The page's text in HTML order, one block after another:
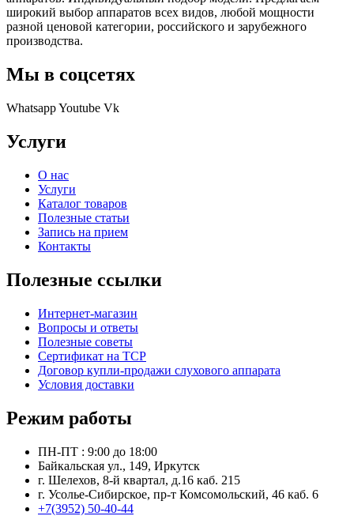
широкий выбор аппаратов всех видов, любой мощности
разной ценовой категории, российского и зарубежного
производства.
Мы в соцсетях
WhatsappYoutube Vk
Услуги
О нас
Услуги
Каталог товаров
Полезные статьи
Запись на прием
Контакты
Полезные ссылки
Интернет-магазин
Вопросы и ответы
Полезные советы
Сертификат на ТСР
Договор купли-продажи слухового аппарата
Условия доставки
Режим работы
ПН-ПТ : 9:00 до 18:00
Байкальская ул., 149, Иркутск
г. Шелехов, 8-й квартал, д.16 каб. 215
г. Усолье-Сибирское, пр-т Комсомольский, 46 каб. 6
+7(3952) 50-40-44